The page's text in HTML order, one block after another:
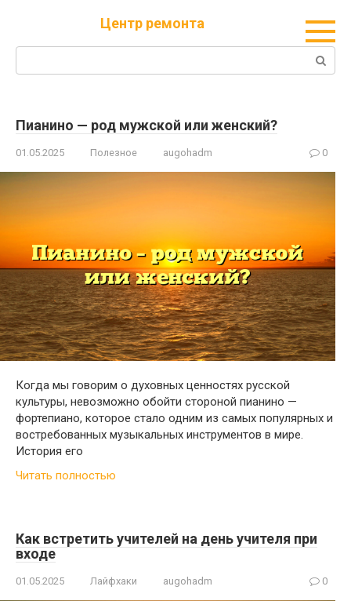
Центр ремонта
Поиск:
Пианино — род мужской или женский?
01.05.2025 Полезное augohadm 0
Когда мы говорим о духовных ценностях русской
культуры, невозможно обойти стороной пианино —
фортепиано, которое стало одним из самых популярных и
востребованных музыкальных инструментов в мире.
История его
Читать полностью
Как встретить учителей на день учителя при
входе
01.05.2025 Лайфхаки augohadm 0